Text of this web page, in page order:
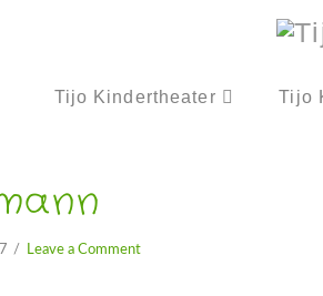
Tijo Kindertheater Tijo
Leave a Comment